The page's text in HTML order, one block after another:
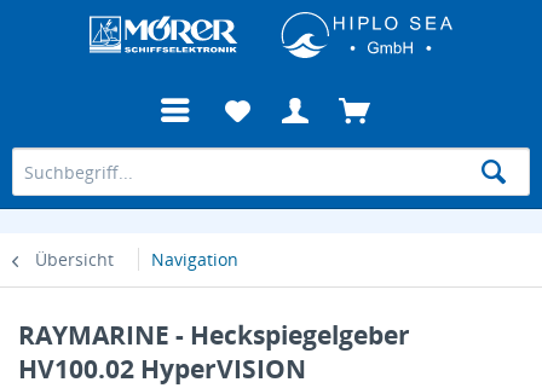
Übersicht Navigation
RAYMARINE - Heckspiegelgeber
HV100.02 HyperVISION